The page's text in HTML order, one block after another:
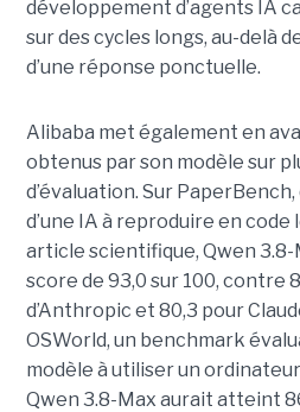
développement d’agents IA
sur des cycles longs, au-delà
d’une réponse ponctuelle.
Alibaba met également en
obtenus par son modèle sur
d’évaluation. Sur
d’une IA à reproduire en code
article scientifique, Qwen
score de 93,0 sur 100, contre
d’Anthropic et 80,3 pour
OSWorld, un benchmark
modèle à utiliser un
Qwen 3.8-Max aurait atteint